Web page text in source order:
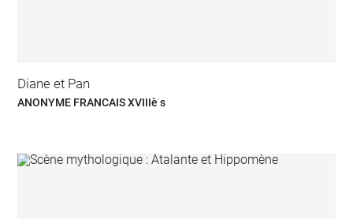
Diane et Pan
ANONYME FRANCAIS XVIIIè s